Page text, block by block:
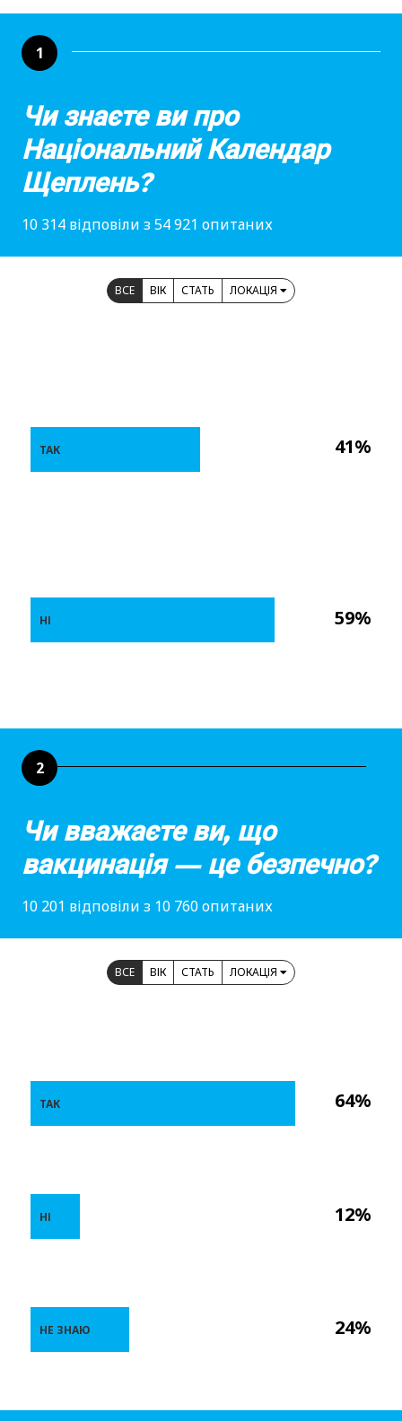
1
Чи знаєте ви про
Національний Календар
Щеплень?
10 314 відповіли з 54 921 опитаних
ВСЕ ВІК СТАТЬ ЛОКАЦІЯ
41%
59%
ТАК
НІ
2
Чи вважаєте ви, що
вакцинація — це безпечно?
10 201 відповіли з 10 760 опитаних
ВСЕ ВІК СТАТЬ ЛОКАЦІЯ
64%
12%
24%
ТАК
НІ
НЕ ЗНАЮ